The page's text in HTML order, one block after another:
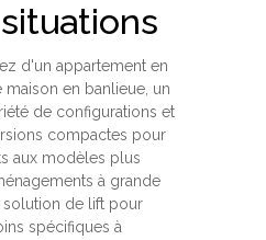
d'un appartement en
en banlieue, un
de configurations et
compactes pour
aux modèles plus
à grande
solution de lift pour
spécifiques à